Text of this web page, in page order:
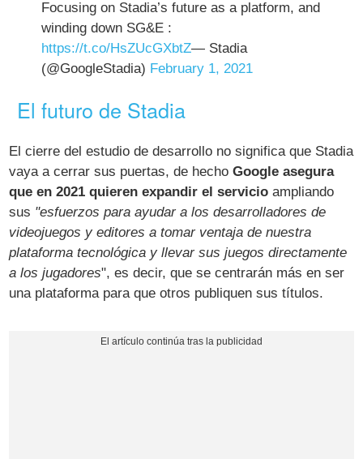
Focusing on Stadia’s future as a platform, and
winding down SG&E :
https://t.co/HsZUcGXbtZ— Stadia
(@GoogleStadia) February 1, 2021
El futuro de Stadia
El cierre del estudio de desarrollo no significa que Stadia
vaya a cerrar sus puertas, de hechoGoogle asegura
que en 2021 quieren expandir el servicio ampliando
sus "esfuerzos para ayudar a los desarrolladores de
videojuegos y editores a tomar ventaja de nuestra
plataforma tecnológica y llevar sus juegos directamente
a los jugadores", es decir, que se centrarán más en ser
una plataforma para que otros publiquen sus títulos.